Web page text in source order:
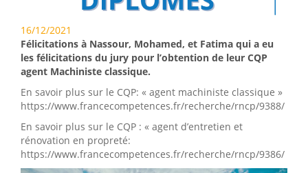
16/12/2021
Félicitations à Nassour, Mohamed, et Fatima qui a eu
les félicitations du jury pour l’obtention de leur CQP
agent Machiniste classique.
En savoir plus sur le CQP: « agent machiniste classique »
https://www.francecompetences.fr/recherche/rncp/9388/
En savoir plus sur le CQP : « agent d’entretien et
rénovation en propreté:
https://www.francecompetences.fr/recherche/rncp/9386/